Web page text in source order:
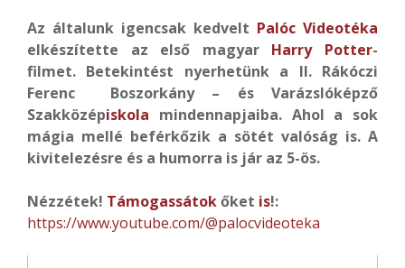
Az általunk igencsak kedvelt Palóc Videotéka
elkészítette az első magyar Harry Potter-
filmet. Betekintést nyerhetünk a II. Rákóczi
Ferenc Boszorkány – és Varázslóképző
Szakközépiskola mindennapjaiba. Ahol a sok
mágia mellé beférkőzik a sötét valóság is. A
kivitelezésre és a humorra is jár az 5-ös.
Nézzétek! Támogassátokőket is!:
https://www.youtube.com/@palocvideoteka